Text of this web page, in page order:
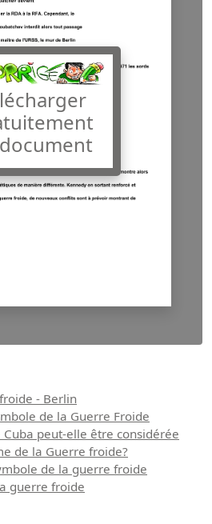
- Berlin
de la Guerre Froide
peut-elle être considérée
de la Guerre froide?
de la guerre froide
guerre froide